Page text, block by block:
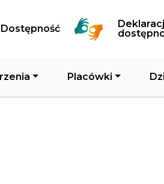
Dostępność
Placówki